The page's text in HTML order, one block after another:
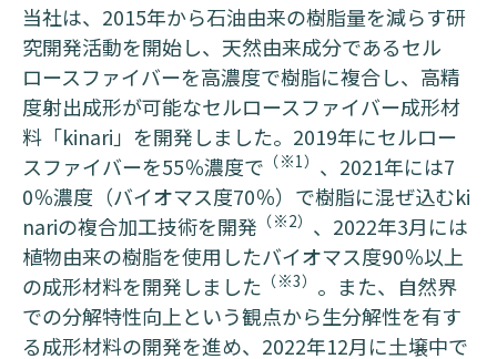
当社は、2015年から石油由来の樹脂量を減らす研
究開発活動を開始し、天然由来成分であるセル
ロースファイバーを高濃度で樹脂に複合し、高精
度射出成形が可能なセルロースファイバー成形材
料「kinari」を開発しました。2019年にセルロー
スファイバーを55％濃度で （※1） 、2021年には7
0％濃度（バイオマス度70％）で樹脂に混ぜ込むki
nariの複合加工技術を開発 （※2） 、2022年3月には
植物由来の樹脂を使用したバイオマス度90％以上
の成形材料を開発しました （※3） 。また、自然界
での分解特性向上という観点から生分解性を有す
る成形材料の開発を進め、2022年12月に土壌中で